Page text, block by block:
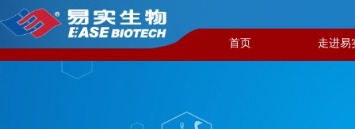
首页 走进易